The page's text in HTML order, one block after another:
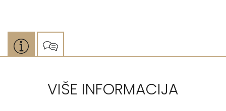
VIŠE INFORMACIJA